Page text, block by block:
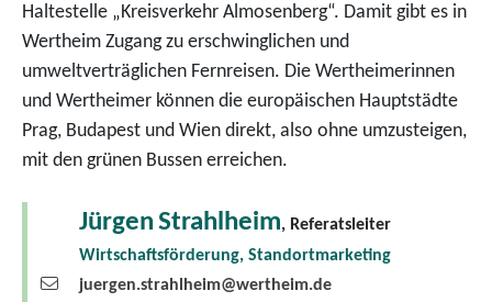
Haltestelle „Kreisverkehr Almosenberg“. Damit gibt es in
Wertheim Zugang zu erschwinglichen und
umweltverträglichen Fernreisen. Die Wertheimerinnen
und Wertheimer können die europäischen Hauptstädte
Prag, Budapest und Wien direkt, also ohne umzusteigen,
mit den grünen Bussen erreichen.
JürgenStrahlheim, Referatsleiter
Wirtschaftsförderung, Standortmarketing
juergen.strahlheim@wertheim.de